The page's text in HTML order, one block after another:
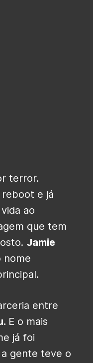
terror.
e já
ao
que tem
Jamie
nome
entre
E o mais
já foi
gente teve o